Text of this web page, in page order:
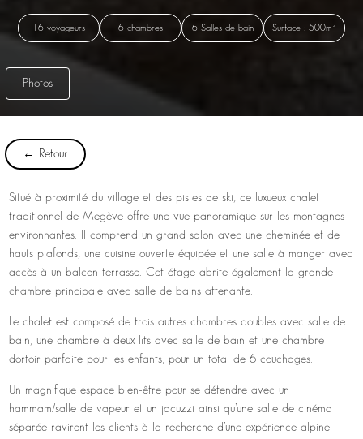
16 voyageurs 6 chambres 6 Salles de bain Surface : 500m²
Photos
← Retour
Situé à proximité du village et des pistes de ski, ce luxueux chalet
traditionnel de Megève offre une vue panoramique sur les montagnes
environnantes. Il comprend un grand salon avec une cheminée et de
hauts plafonds, une cuisine ouverte équipée et une salle à manger avec
accès à un balcon-terrasse. Cet étage abrite également la grande
chambre principale avec salle de bains attenante.
Le chalet est composé de trois autres chambres doubles avec salle de
bain, une chambre à deux lits avec salle de bain et une chambre
dortoir parfaite pour les enfants, pour un total de 6 couchages.
Un magnifique espace bien-être pour se détendre avec un
hammam/salle de vapeur et un jacuzzi ainsi qu’une salle de cinéma
séparée raviront les clients à la recherche d’une expérience alpine